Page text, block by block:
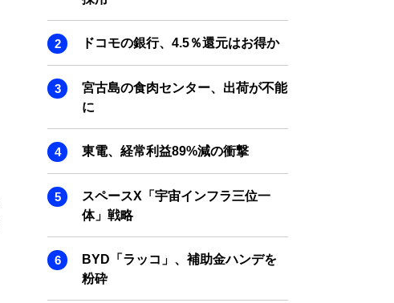
ドコモの銀行、4.5％還元はお得か
宮古島の食肉センター、出荷が不能
に
東電、経常利益89%減の衝撃
スペースX「宇宙インフラ三位一
体」戦略
BYD「ラッコ」、補助金ハンデを
粉砕